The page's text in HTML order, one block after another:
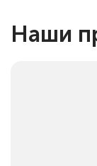
Наши